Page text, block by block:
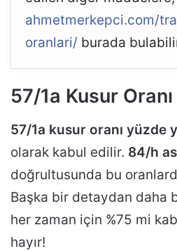
ahmetmerkepci.com/
oranlari/ burada
57/1a Kusur
57/1a kusur oranı yüzde
olarak kabul edilir. 84/h
doğrultusunda bu
Başka bir detaydan daha
her zaman için %75 mi
hayır!